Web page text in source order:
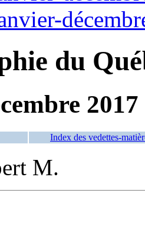
du
2017
Index des vedettes-
M.